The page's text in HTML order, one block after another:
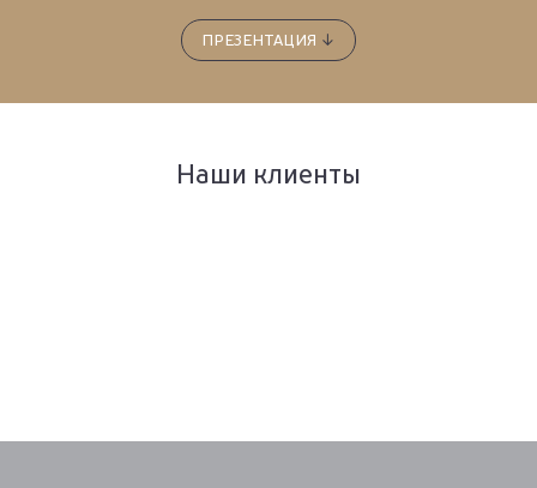
ПРЕЗЕНТАЦИЯ ↓
Наши клиенты